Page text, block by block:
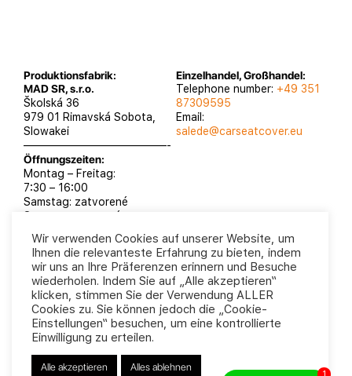
Produktionsfabrik:
MAD SR, s.r.o.
Školská 36
979 01 Rimavská Sobota,
Slowakei
—————————————-
Öffnungszeiten:
Montag – Freitag:
7:30 – 16:00
Samstag: zatvorené
Sontag: zatvorené
Einzelhandel, Großhandel:
Telephone number: +49 351
87309595
Email:
salede@carseatcover.eu
MAD SR, s.r.o. 2025
Datenschutzrichtlinie
Geschäftsbedingungen
Wir verwenden Cookies auf unserer Website, um
Ihnen die relevanteste Erfahrung zu bieten, indem
wir uns an Ihre Präferenzen erinnern und Besuche
wiederholen. Indem Sie auf „Alle akzeptieren“
klicken, stimmen Sie der Verwendung ALLER
Cookies zu. Sie können jedoch die „Cookie-
Einstellungen“ besuchen, um eine kontrollierte
Einwilligung zu erteilen.
Alle akzeptieren Alles ablehnen
1